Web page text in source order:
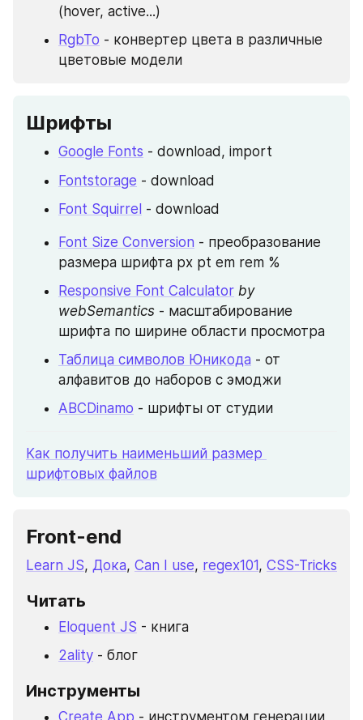
(hover, active...)
RgbTo - конвертер цвета в различные
цветовые модели
Шрифты
Google Fonts - download, import
Fontstorage - download
Font Squirrel - download
Font Size Conversion - преобразование
размера шрифта px pt em rem %
Responsive Font Calculator by
webSemantics - масштабирование
шрифта по ширине области просмотра
Таблица символов Юникода - от
алфавитов до наборов с эмоджи
ABCDinamo - шрифты от студии
Как получить наименьший размер
шрифтовых файлов
Front-end
Learn JS, Дока, Can I use, regex101, CSS-Tricks
Читать
Eloquent JS - книга
2ality - блог
Инструменты
Create App - инструментом генерации